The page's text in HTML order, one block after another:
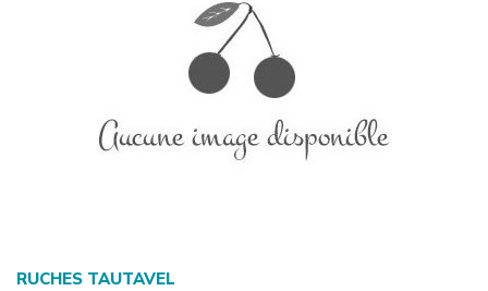
RUCHES TAUTAVEL